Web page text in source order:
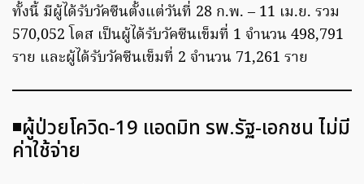
ทั้งนี้ มีผู้ได้รับวัคซีนตั้งแต่วันที่ 28 ก.พ. – 11 เม.ย. รวม
570,052 โดส เป็นผู้ได้รับวัคซีนเข็มที่ 1 จำนวน 498,791
ราย และผู้ได้รับวัคซีนเข็มที่ 2 จำนวน 71,261 ราย
◾️ผู้ป่วยโควิด-19 แอดมิท รพ.รัฐ-เอกชน ไม่มี
ค่าใช้จ่าย